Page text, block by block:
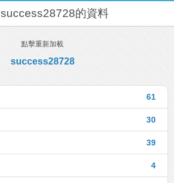
success28728的資料
點擊重新加載
success28728
61
30
39
4